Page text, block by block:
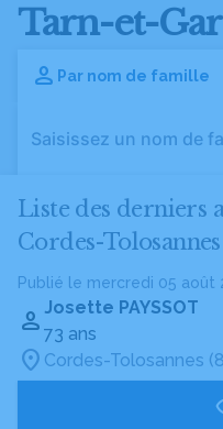
Tarn-et-
Par nom de famille
Liste des derniers
Cordes-
Publié le mercredi 05 août
Josette PAYSSOT
73 ans
Cordes-Tolosannes